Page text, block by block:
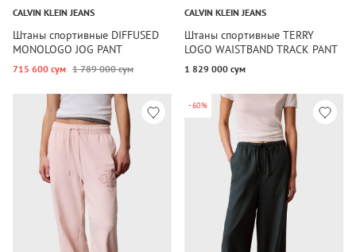
CALVIN KLEIN JEANS
Штаны спортивные DIFFUSED
MONOLOGO JOG PANT
715 600 сум 1 789 000 сум
CALVIN KLEIN JEANS
Штаны спортивные TERRY
LOGO WAISTBAND TRACK PANT
1 829 000 сум
-60%